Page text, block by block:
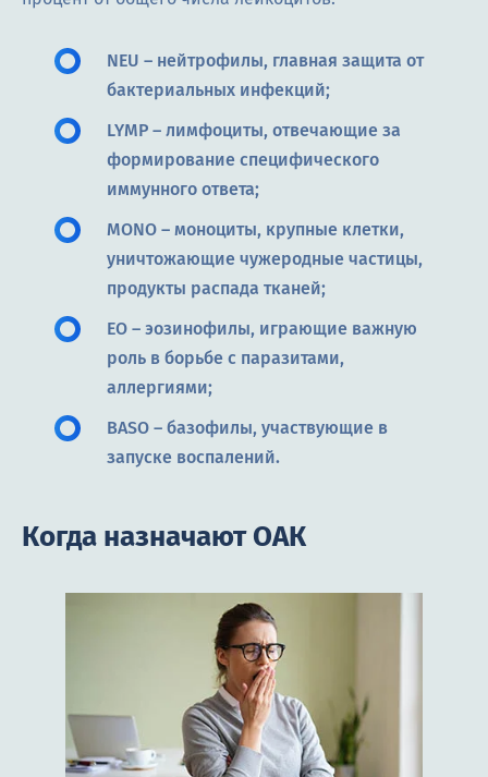
NEU – нейтрофилы, главная защита от
бактериальных инфекций;
LYMP – лимфоциты, отвечающие за
формирование специфического
иммунного ответа;
MONO – моноциты, крупные клетки,
уничтожающие чужеродные частицы,
продукты распада тканей;
EO – эозинофилы, играющие важную
роль в борьбе с паразитами,
аллергиями;
BASO – базофилы, участвующие в
запуске воспалений.
Когда назначают ОАК